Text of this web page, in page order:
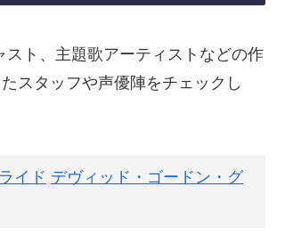
スト、主題歌アーティストなどの作
スタッフや声優陣をチェックし
イド デヴィッド・ゴードン・グ